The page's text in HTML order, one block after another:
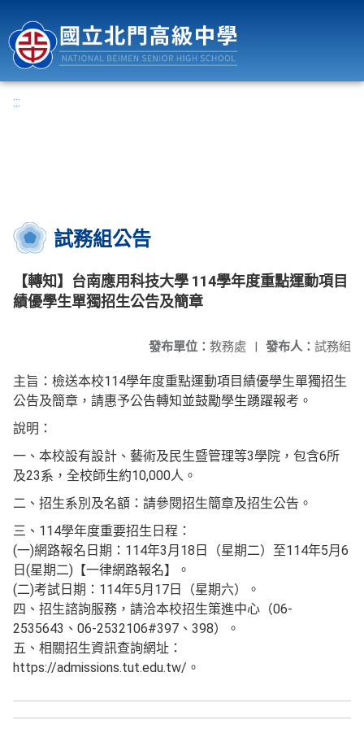
:::
試務組公告
【轉知】台南應用科技大學 114學年度重點運動項目
績優學生單獨招生公告及簡章
發布人： 試務組
發布單位： 教務處 |
主旨：檢送本校114學年度重點運動項目績優學生單獨招生
公告及簡章，請惠予公告轉知並鼓勵學生踴躍報考。
說明：
一、本校設有設計、藝術及民生暨管理等3學院，包含6所
及23系，全校師生約10,000人。
二、招生系別及名額：請參閱招生簡章及招生公告。
三、114學年度重要招生日程：
(一)網路報名日期：114年3月18日（星期二）至114年5月6
日(星期二)【一律網路報名】。
(二)考試日期：114年5月17日（星期六）。
四、招生諮詢服務，請洽本校招生策進中心（06-
2535643、06-2532106#397、398）。
五、相關招生資訊查詢網址：
https://admissions.tut.edu.tw/。